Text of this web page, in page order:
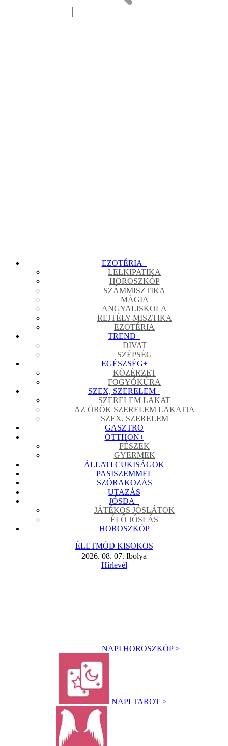
EZOTÉRIA+
LELKIPATIKA
HOROSZKÓP
SZÁMMISZTIKA
MÁGIA
ANGYALISKOLA
REJTÉLY-MISZTIKA
EZOTÉRIA
TREND+
DIVAT
SZÉPSÉG
EGÉSZSÉG+
KÖZÉRZET
FOGYÓKÚRA
SZEX, SZERELEM+
SZERELEM LAKAT
AZ ÖRÖK SZERELEM LAKATJA
SZEX, SZERELEM
GASZTRO
OTTHON+
FÉSZEK
GYERMEK
ÁLLATI CUKISÁGOK
PASISZEMMEL
SZÓRAKOZÁS
UTAZÁS
JÓSDA+
JÁTÉKOS JÓSLÁTOK
ÉLŐ JÓSLÁS
HOROSZKÓP
ÉLETMÓD KISOKOS
2026. 08. 07. Ibolya
Hírlevél
NAPI HOROSZKÓP >
NAPI TAROT >